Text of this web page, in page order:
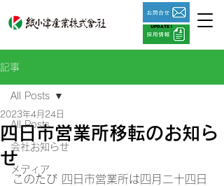
UPDATE !
記事
All Posts
会社お知らせ
メディア
All Posts
四日市営業所移転のお知ら
せ
2023年4月24日
このたび 四日市営業所は四月二十四日